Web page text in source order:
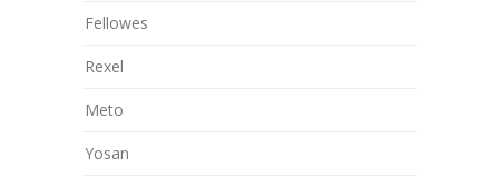
Fellowes
Rexel
Meto
Yosan